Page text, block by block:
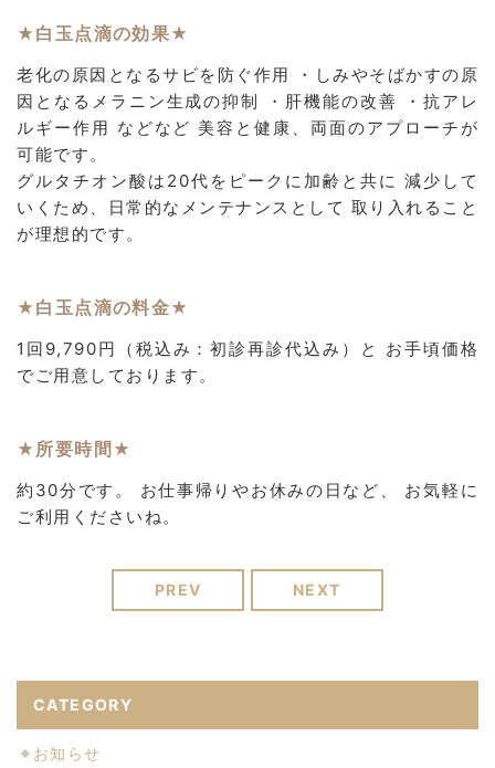
★白玉点滴の効果★
老化の原因となるサビを防ぐ作用 ・しみやそばかすの原
因となるメラニン生成の抑制 ・肝機能の改善 ・抗アレ
ルギー作用 などなど 美容と健康、両面のアプローチが
可能です。
グルタチオン酸は20代をピークに加齢と共に 減少して
いくため、日常的なメンテナンスとして 取り入れること
が理想的です。
★白玉点滴の料金★
1回9,790円（税込み：初診再診代込み）と お手頃価格
でご用意しております。
★所要時間★
約30分です。 お仕事帰りやお休みの日など、 お気軽に
ご利用くださいね。
PREV NEXT
CATEGORY
お知らせ